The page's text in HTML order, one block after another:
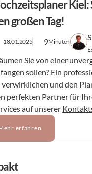
großen Tag!
18.01.2025 9Minuten
Sie von einer
sollen? Ein
verwirklichen und den
perfekten Partner für
auf unserer
erfahren